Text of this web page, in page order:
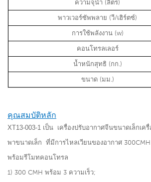
ความจุน้ำ (ลิตร)
พาวเวอร์ซัพพลาย (วี/เฮิร์ตซ์)
การใช้พลังงาน (w)
คอนโทรลเลอร์
น้ำหนักสุทธิ (กก.)
ขนาด (มม.)
คุณสมบัติหลัก
XT13-003-1 เป็น เครื่องปรับอากาศจีนขนาดเล็กเค
พาขนาดเล็ก ที่มีการไหลเวียนของอากาศ
พร้อมรีโมทคอนโทรล
1) 300 CMH พร้อม 3 ความเร็ว;